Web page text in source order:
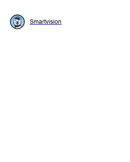
Smartvision